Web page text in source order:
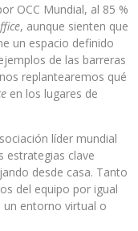
OCC Mundial, al 85 %
, aunque sienten que
un espacio definido
de las barreras
replantearemos qué
en los lugares de
líder mundial
estrategias clave
desde casa. Tanto
del equipo por igual
un entorno virtual o